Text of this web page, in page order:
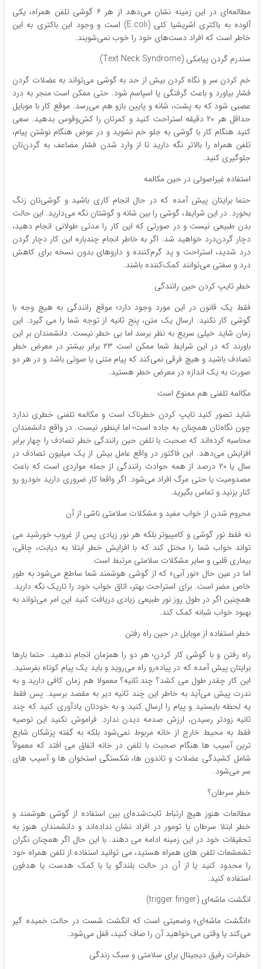
مطالعه‌ای در این زمینه نشان می‌دهد از هر ۶ گوشی تلفن همراه، یکی
آلوده به باکتری اشریشیا کلی (E.coli) است و وجود این باکتری به این
خاطر است که افراد دست‌های خود را خوب نمی‌شویند.
سندرم گردن پیامکی (Text Neck Syndrome)
خم کردن سر و نگاه‌ کردن بیش از حد به گوشی می‌تواند به عضلات گردن
فشار بیاورد و باعث گرفتگی یا اسپاسم شود. حتی ممکن است منجر به درد
عصبی شود که به پشت، شانه و پایین بازو هم می‌رسد. موقع کار با موبایل
حداقل هر ۲۰ دقیقه استراحت کنید و کمرتان را کش‌وقوس بدهید. سعی
کنید هنگام کار با گوشی به جلو خم نشوید و در عوض هنگام نوشتن پیام،
تلفن همراه را بالاتر نگه دارید تا از وارد شدن فشار مضاعف به گردن‌تان
جلوگیری کنید.
استفاده غیراصولی در حین مکالمه
حتما برایتان پیش آمده که در حال انجام کاری باشید و گوشی‌تان زنگ
بخورد. در این شرایط، گوشی را بین شانه و گوشتان نگه می‌دارید. این حالت
بدن طبیعی نیست و در صورتی که این کار را مدتی طولانی انجام دهید،
دچار گردن‌درد خواهید شد. اگر به‌ خاطر انجام چندباره این کار دچار گردن
درد شدید، استراحت و پد گرم‌کننده و داروهای بدون نسخه برای کاهش
درد و سفتی می‌توانند کمک‌کننده باشند.
خطر تایپ کردن حین رانندگی
فقط یک قانون در این مورد وجود دارد؛ موقع رانندگی به هیچ وجه با
گوشی کار نکنید. ارسال یک متن، پنج ثانیه از توجه شما را می گیرد. این
زمان شاید خیلی سریع به نظر برسد اما بی خطر نیست. دانشمندان بر این
باورند که در این شرایط شما ممکن است ۲۳ برابر بیشتر در معرض خطر
تصادف باشید و هیچ فرقی نمی‌کند که پیام متنی یا صوتی باشد و در هر دو
صورت به یک اندازه در معرض خطر هستید.
مکالمه تلفنی هم ممنوع است
شاید تصور کنید تایپ کردن خطرناک است و مکالمه تلفنی خطری ندارد
چون نگاه‌تان همچنان به جاده است؛ اما اینطور نیست. در واقع دانشمندان
محاسبه کرده‌اند که صحبت با تلفن حین رانندگی خطر تصادف را چهار برابر
افزایش می‌دهد. این فاکتور در واقع عامل بیش از یک میلیون تصادف در
سال یا ۲۰ درصد از همه حوادث رانندگی از جمله مواردی است که باعث
مصدومیت یا حتی مرگ افراد می‌شود. اگر واقعا کار ضروری دارید خودرو رو
کنار بزنید و تماس بگیرید.
محروم شدن از خواب مفید و مشکلات سلامتی ناشی از آن
نه فقط نور گوشی و کامپیوتر بلکه هر نور زیادی پس از غروب خورشید می
تواند خواب شما را مختل کند که با افزایش خطر ابتلا به دیابت، چاقی،
بیماری قلبی و سایر مشکلات سلامتی مرتبط است.
اما در عین حال «نور آبی» که از گوشی هوشمند شما ساطع‌ می‌شود به طور
خاص مضر است. برای استراحت بهتر، اتاق خواب خود را تاریک نگه دارید.
همچنین اگر در طول روز نور طبیعی زیادی دریافت کنید این امر می‌تواند به
بهبود خواب شبانه کمک کند.
خطر استفاده از موبایل در حین راه رفتن
راه رفتن و با گوشی کار کردن؛ هر دو را همزمان انجام ندهید. حتما بارها
برایتان پیش آمده که در پیاده‌رو راه می‌روید و باید یک پیام کوتاه بفرستید.
این کار چقدر طول می کشد؟ چند ثانیه؟ معمولا هم زمان کافی دارید و به
ندرت پیش می‌آید به خاطر این چند ثانیه دیر به مقصد برسید. پس فقط
یه لحظه بایستید و پیام را ارسال کنید و به خودتان یادآوری کنید که چند
ثانیه زودتر رسیدن، ارزش صدمه دیدن ندارد. فراموش نکنید این توصیه
فقط به محیط خارج از خانه مربوط نمی‌شود بلکه به گفته پزشکان شایع
ترین آسیب ها هنگام صحبت با تلفن در خانه اتفاق می افتد که معمولاً
شامل کشیدگی عضلات و تاندون ها، شکستگی استخوان ها و آسیب های
سر می‌شود.
خطر سرطان؟
مطالعات هنوز هیچ ارتباط ثابت‌شده‌ای بین استفاده از گوشی هوشمند و
خطر ابتلا سرطان یا تومور در افراد نشان نداده‌اند و دانشمندان هنوز به
تحقیقات خود در این زمینه ادامه می دهند. با این حال اگر همچنان نگران
تشعشعات تلفن های همراه هستید، می توانید استفاده از تلفن همراه خود
را محدود کنید یا از آن در حالت بلندگو یا با کمک هدست یا هدفون
استفاده کنید.
انگشت ماشه‌ای (trigger finger)
«انگشت ماشه‌ای» وضعیتی است که انگشت شست در حالت خمیده گیر
می‌کند یا وقتی می‌خواهید آن را صاف کنید، قفل می‌شود.
خطرات رفیق دیجیتال برای سلامتی و سبک زندگی